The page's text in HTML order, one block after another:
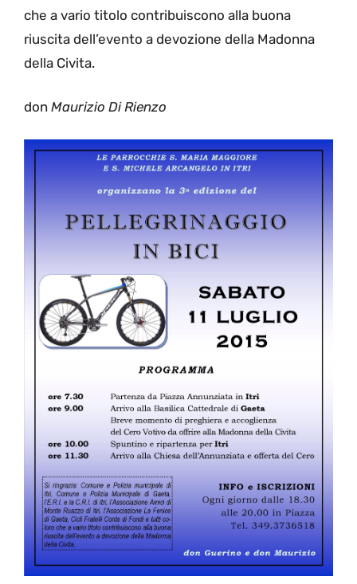
che a vario titolo contribuiscono alla buona
riuscita dell’evento a devozione della Madonna
della Civita.
don Maurizio Di Rienzo